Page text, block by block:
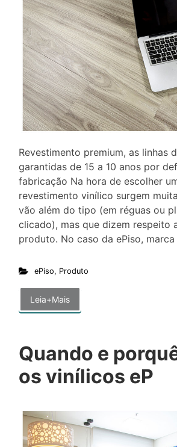
Revestimento premium, as linhas
garantidas de 15 a 10 anos por
fabricação Na hora de escolher
revestimento vinílico surgem
vão além do tipo (em réguas ou
clicado), mas que dizem respeito
produto. No caso da ePiso,
ePiso, Produto
Leia+Mais
Quando e
os vinílicos eP